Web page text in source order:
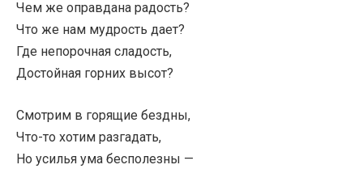
Чем же оправдана радость?
Что же нам мудрость дает?
Где непорочная сладость,
Достойная горних высот?
Смотрим в горящие бездны,
Что-то хотим разгадать,
Но усилья ума бесполезны —